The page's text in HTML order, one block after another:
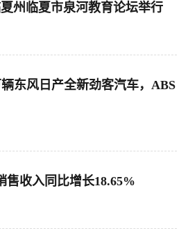
州临夏市泉河教育论坛举行
东风日产全新劲客汽车，ABS
售收入同比增长18.65%